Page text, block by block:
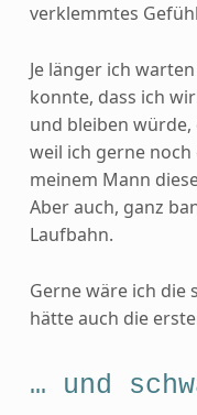
verklemmtes
Je länger ich
konnte, dass ich
und bleiben würde,
weil ich gerne
meinem Mann
Aber auch, ganz
Laufbahn.
Gerne wäre ich die
hätte auch die
… und